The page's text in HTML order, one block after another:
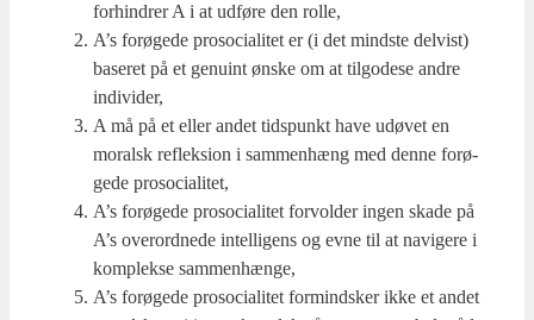
for­hin­drer A i at udfø­re den rol­le,
A’s for­ø­ge­de pro­so­ci­a­li­tet er (i det mind­ste del­vist)
base­ret på et genu­int ønske om at til­go­de­se andre
indi­vi­der,
A må på et eller andet tids­punkt have udø­vet en
moralsk reflek­sion i sam­men­hæng med den­ne for­ø­
ge­de pro­so­ci­a­li­tet,
A’s for­ø­ge­de pro­so­ci­a­li­tet for­vol­der ingen ska­de på
A’s over­ord­ne­de intel­li­gens og evne til at navi­ge­re i
kom­plek­se sam­men­hæn­ge,
A’s for­ø­ge­de pro­so­ci­a­li­tet for­mind­sker ikke et andet